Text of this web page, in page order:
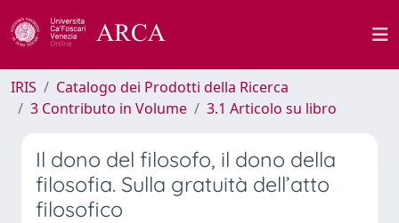
IRIS
Catalogo dei Prodotti della Ricerca
3 Contributo in Volume
3.1 Articolo su libro
Il dono del filosofo, il dono della
filosofia. Sulla gratuità dell’atto
filosofico